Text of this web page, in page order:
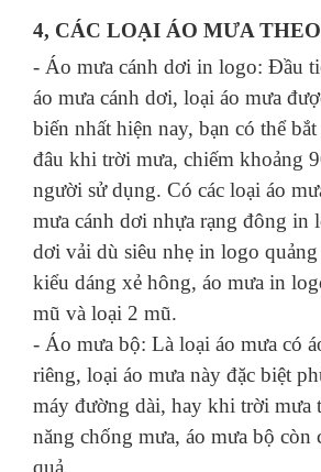
4, CÁC LOẠI ÁO MƯA
- Áo mưa cánh dơi in logo: Đầu
áo mưa cánh dơi, loại áo mưa
biến nhất hiện nay, bạn có thể
đâu khi trời mưa, chiếm khoảng
người sử dụng. Có các loại áo
mưa cánh dơi nhựa rạng đông in
dơi vải dù siêu nhẹ in logo quảng
kiểu dáng xẻ hông, áo mưa in
mũ và loại 2 mũ.
- Áo mưa bộ: Là loại áo mưa có
riêng, loại áo mưa này đặc biệt
máy đường dài, hay khi trời mưa
năng chống mưa, áo mưa bộ còn
quả.